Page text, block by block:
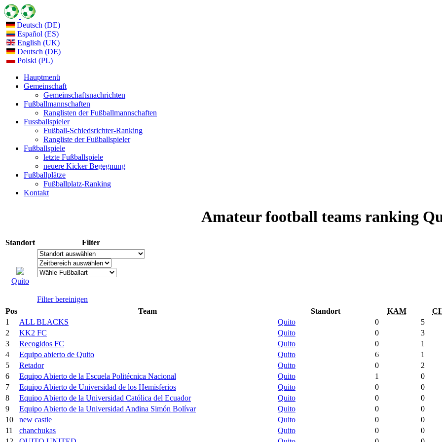
Deutsch (DE)
Español (ES)
English (UK)
Deutsch (DE)
Polski (PL)
Hauptmenü
Gemeinschaft
Gemeinschaftsnachrichten
Fußballmannschaften
Ranglisten der Fußballmannschaften
Fussballspieler
Fußball-Schiedsrichter-Ranking
Rangliste der Fußballspieler
Fußballspiele
letzte Fußballspiele
neuere Kicker Begegnung
Fußballplätze
Fußballplatz-Ranking
Kontakt
Amateur football teams ranking
Standort Filter
Quito
Filter bereinigen
Pos
Team Standort KAM
1
ALL BLACKS Quito 0
5
2
KK2 FC Quito 0
3
3
Recogidos FC Quito 0
1
4
Equipo abierto de Quito Quito 6
1
5
Retador Quito 0
2
6
Equipo Abierto de la Escuela Politécnica Nacional Quito 1
0
7
Equipo Abierto de Universidad de los Hemisferios Quito 0
0
8
Equipo Abierto de la Universidad Católica del Ecuador Quito 0
0
9
Equipo Abierto de la Universidad Andina Simón Bolívar Quito 0
0
10
new castle Quito 0
0
11
chanchukas Quito 0
0